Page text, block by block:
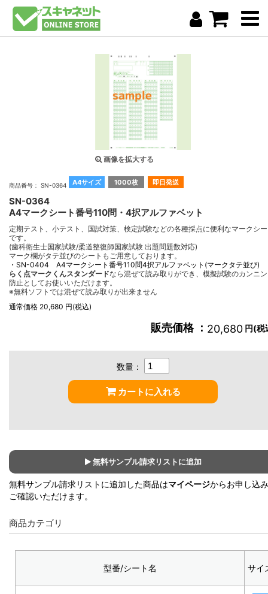
画像を拡大する
A4サイズ 1000枚 即日発送
商品番号： SN-0364
SN-0364
A4マークシート番号110問・4択アルファベット
定期テスト、小テスト、国試対策、検定試験などの各種採点に便利なマークシ
です。
(歯科衛生士国家試験/柔道整復師国家試験 出題問題数対応)
マーク欄がタテ並びのシートもご用意しております。
・SN-0404 A4マークシート番号110問4択アルファベット(マークタテ並び)
らく点マークくんスタンダードなら混ぜて読み取りができ、模擬試験のカンニ
防止としてお使いいただけます。
※無料ソフトでは混ぜて読み取りが出来ません
通常価格 20,680 円(税込)
販売価格 ： 20,680 円(税
数量：
カートに入れる
無料サンプル請求リストに追加
無料サンプル請求リストに追加した商品はマイページからお申し込
ご確認いただけます。
商品カテゴリ
型番/シート名 サイ